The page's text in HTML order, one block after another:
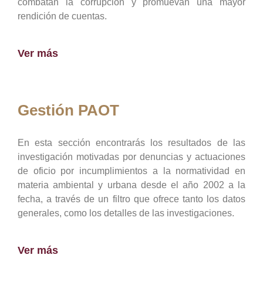
combatan la corrupción y promuevan una mayor
rendición de cuentas.
Ver más
Gestión PAOT
En esta sección encontrarás los resultados de las
investigación motivadas por denuncias y actuaciones
de oficio por incumplimientos a la normatividad en
materia ambiental y urbana desde el año 2002 a la
fecha, a través de un filtro que ofrece tanto los datos
generales, como los detalles de las investigaciones.
Ver más